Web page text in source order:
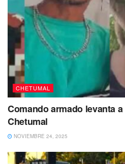
iniciado.
Sin embargo como cualquier
riesgos y esta obra cuenta con
director de Protección Civil
Chuc , señaló que el alcalde
redoblar la vigilancia y no
cinco personas a la vez.
Santos Chucestimó que debe
lugar, para que no lleguen a
población, así como con los
control al momento de subir a
CHETUMAL
Comando armado levanta
Chetumal
NOVIEMBRE 24, 2025